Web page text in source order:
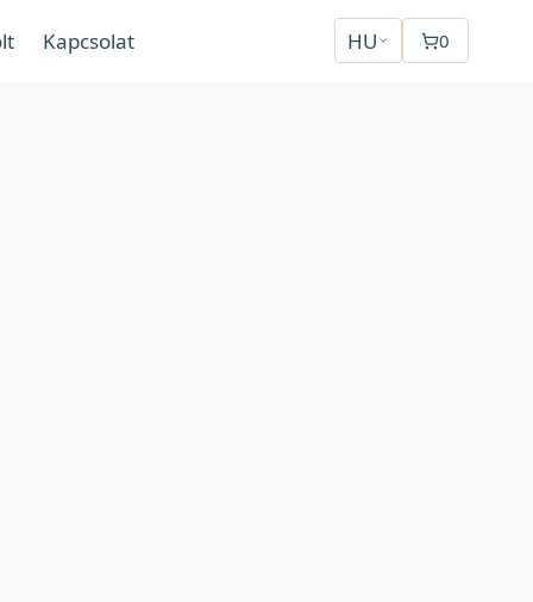
Kapcsolat HU 0